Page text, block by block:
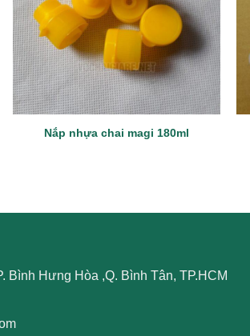
Nắp nhựa chai magi 180ml
Bình Hưng Hòa ,Q. Bình Tân, TP.HCM